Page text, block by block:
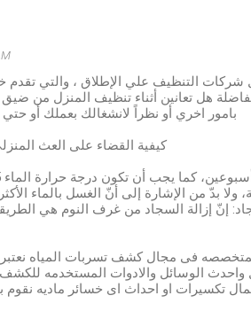
التنظيف علي الإطلاق ، والتي تقدم
هل تعانين أثناء تنظيف المنزل من
بامور اخري أو نظراً لانشغالك بعملك أو
كيفية القضاء على العث
بدّ من الإشارة إلى أنّ الغسل بالماء
إنّ إزالة السجاد من غرف النوم هي
فى مجال كشف تسربات المياه
الوسائل والادوات المستخدمه
تكسيرات او احداث اى خسائر ماديه